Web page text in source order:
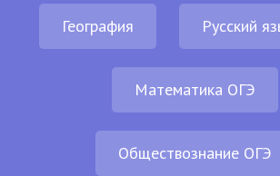
География Русский
Математика ОГЭ
Обществознание ОГЭ